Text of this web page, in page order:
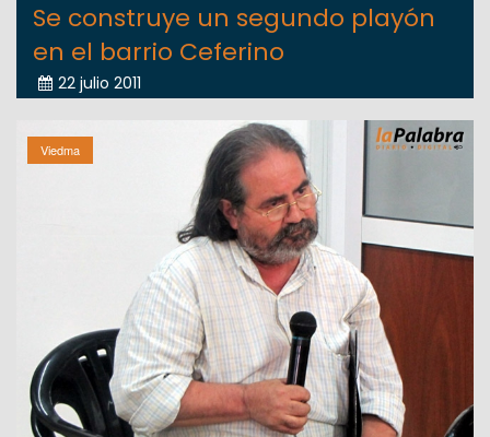
Se construye un segundo playón
en el barrio Ceferino
22 julio 2011
Viedma